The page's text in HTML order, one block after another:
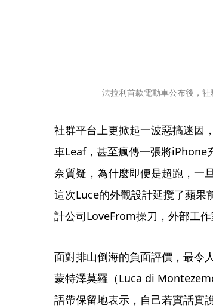
法拉利首款電動車公布後，社
社群平台上更掀起一波惡搞迷因
車Leaf，甚至瘋傳一張將iPhone
奈質疑，為什麼即便是超跑，一
這次Luce的外觀設計延攬了蘋果
計公司LoveFrom操刀，外部工
面對排山倒海的負面評價，最令
蒙特澤莫羅（Luca di
語帶保留地表示，自己若實話實